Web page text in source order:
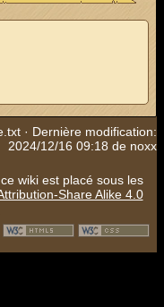
· Dernière modification:
2024/12/16 09:18 de noxx
wiki est placé sous les
Share Alike 4.0